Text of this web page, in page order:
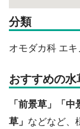
分類
オモダカ科 エ
おすすめの
「前景草」「
草」 などなど、